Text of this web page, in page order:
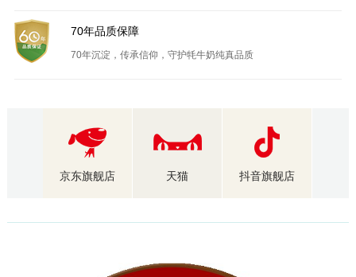
70年品质保障
70年沉淀，传承信仰，守护牦牛奶纯真品质
京东旗舰店 天猫 抖音旗舰店